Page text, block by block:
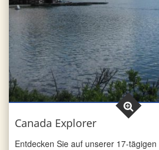
Canada Explorer
Entdecken Sie auf unserer 17-